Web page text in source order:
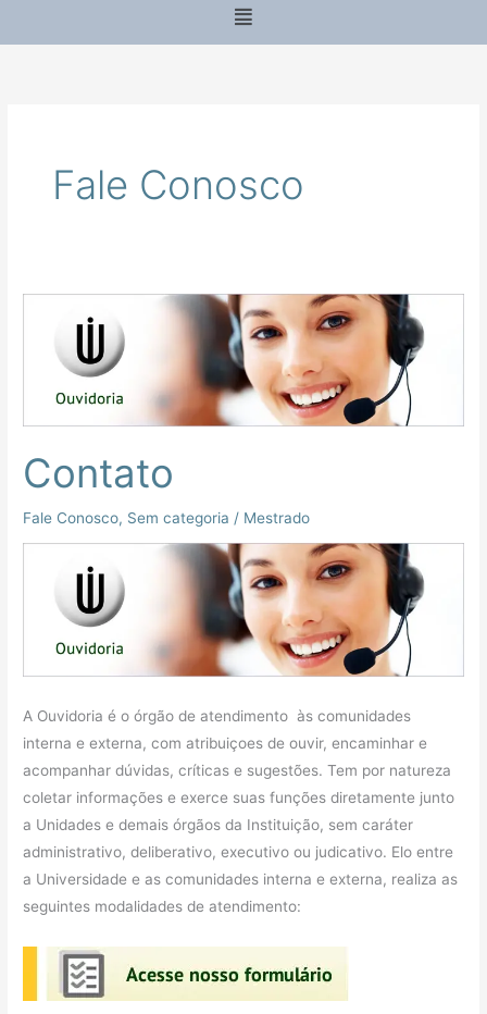
Menu
Fale Conosco
Contato
Fale Conosco, Sem categoria / Mestrado
A Ouvidoria é o órgão de atendimento às comunidades
interna e externa, com atribuiçoes de ouvir, encaminhar e
acompanhar dúvidas, críticas e sugestões. Tem por natureza
coletar informações e exerce suas funções diretamente junto
a Unidades e demais órgãos da Instituição, sem caráter
administrativo, deliberativo, executivo ou judicativo. Elo entre
a Universidade e as comunidades interna e externa, realiza as
seguintes modalidades de atendimento: